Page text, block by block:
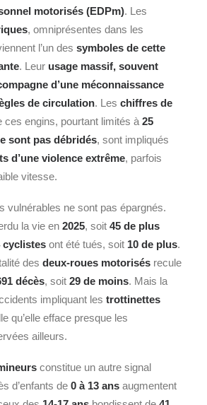
motorisés (EDPm). Les
, omniprésentes dans les
l’un des symboles de cette
. Leur usage massif, souvent
d’une méconnaissance
de circulation. Les chiffres de
ces engins, pourtant limités à 25
sont pas débridés, sont impliqués
d’une violence extrême, parfois
vitesse.
vulnérables ne sont pas épargnés.
la vie en 2025, soit 45 de plus
cyclistes ont été tués, soit 10 de plus.
des deux-roues motorisés recule
décès, soit 29 de moins. Mais la
impliquant les trottinettes
qu’elle efface presque les
ailleurs.
constitue un autre signal
d’enfants de 0 à 13 ans augmentent